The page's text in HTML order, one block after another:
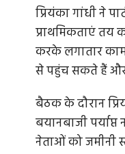
प्रियंका गांधी ने
प्राथमिकताएं तय
करके लगातार काम
से पहुंच सकते हैं और
बैठक के दौरान
बयानबाजी
नेताओं को जमीनी